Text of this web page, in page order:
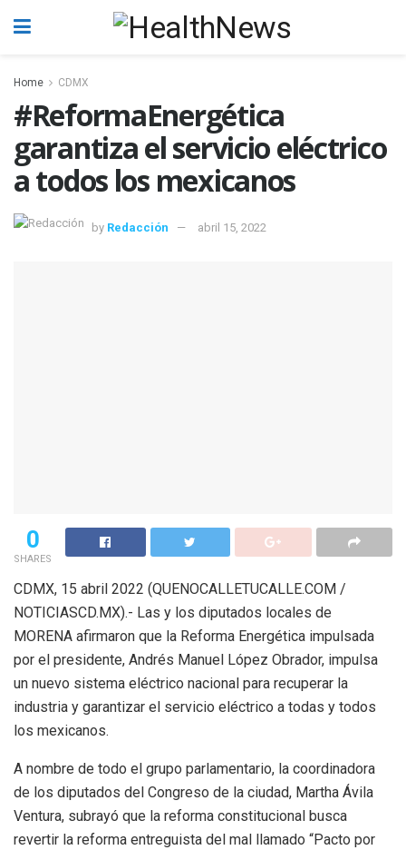
Home CDMX
#ReformaEnergética
garantiza el servicio eléctrico
a todos los mexicanos
by Redacción abril 15, 2022
0
SHARES
CDMX, 15 abril 2022 (QUENOCALLETUCALLE.COM /
NOTICIASCD.MX).- Las y los diputados locales de
MORENA afirmaron que la Reforma Energética impulsada
por el presidente, Andrés Manuel López Obrador, impulsa
un nuevo sistema eléctrico nacional para recuperar la
industria y garantizar el servicio eléctrico a todas y todos
los mexicanos.
A nombre de todo el grupo parlamentario, la coordinadora
de los diputados del Congreso de la ciudad, Martha Ávila
Ventura, subrayó que la reforma constitucional busca
revertir la reforma entreguista del mal llamado “Pacto por